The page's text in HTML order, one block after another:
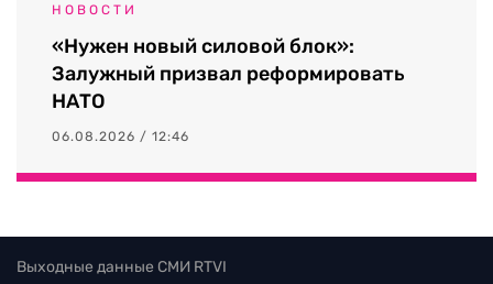
НОВОСТИ
«Нужен новый силовой блок»:
Залужный призвал реформировать
НАТО
06.08.2026 / 12:46
Выходные данные СМИ RTVI